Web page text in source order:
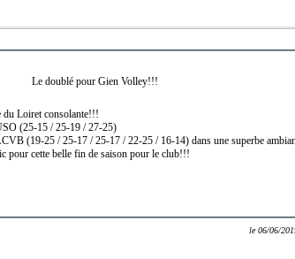
Le doublé pour Gien Volley!!!
du Loiret consolante!!!
(25-15 / 25-19 / 27-25)
(19-25 / 25-17 / 25-17 / 22-25 / 16-14) dans une superbe
pour cette belle fin de saison pour le club!!!
le06/06/